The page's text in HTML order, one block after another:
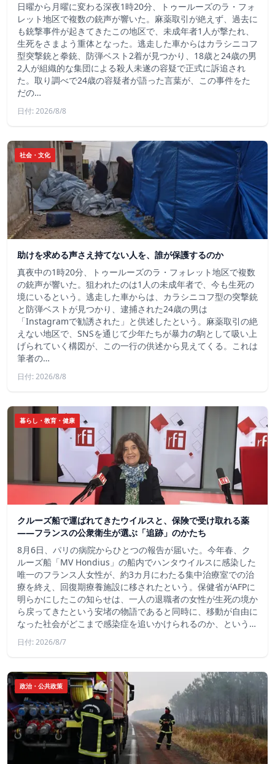
日曜から月曜に変わる深夜1時20分、トゥールーズのラ・フォ
レット地区で複数の銃声が響いた。麻薬取引が絶えず、過去に
も銃撃事件が起きてきたこの地区で、未成年者1人が撃たれ、
生死をさまよう重体となった。逃走した車からはカラシニコフ
型突撃銃と拳銃、防弾ベスト2着が見つかり、18歳と24歳の男
2人が組織的な集団による殺人未遂の容疑で正式に訴追され
た。取り調べで24歳の容疑者が語った言葉が、この事件をた
だの…
日付: 2026/8/8
社会・文化
助けを求める声さえ持てない人を、誰が保護するのか
真夜中の1時20分、トゥールーズのラ・フォレット地区で複数
の銃声が響いた。狙われたのは1人の未成年者で、今も生死の
境にいるという。逃走した車からは、カラシニコフ型の突撃銃
と防弾ベストが見つかり、逮捕された24歳の男は
「Instagramで勧誘された」と供述したという。麻薬取引の絶
えない地区で、SNSを通じて少年たちが暴力の駒として吸い上
げられていく構図が、この一行の供述から見えてくる。これは
筆者の…
日付: 2026/8/8
暮らし・教育・健康
クルーズ船で運ばれてきたウイルスと、保険で受け取れる薬
――フランスの公衆衛生が選ぶ「追跡」のかたち
8月6日、パリの病院からひとつの報告が届いた。今年春、ク
ルーズ船「MV Hondius」の船内でハンタウイルスに感染した
唯一のフランス人女性が、約3カ月にわたる集中治療室での治
療を終え、回復期療養施設に移されたという。保健省がAFPに
明らかにしたこの知らせは、一人の退職者の女性が生死の境か
ら戻ってきたという安堵の物語であると同時に、移動が自由に
なった社会がどこまで感染症を追いかけられるのか、という…
日付: 2026/8/7
政治・公共政策